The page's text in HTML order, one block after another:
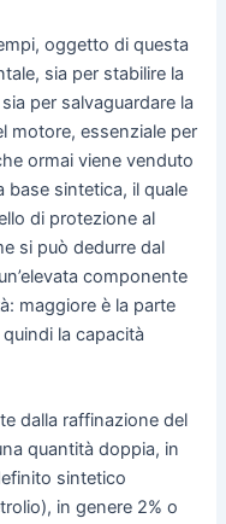
oggetto di questa
sia per stabilire la
per salvaguardare la
motore, essenziale per
ormai viene venduto
base sintetica, il quale
di protezione al
si può dedurre dal
componente
maggiore è la parte
la capacità
dalla raffinazione del
quantità doppia, in
sintetico
in genere 2% o